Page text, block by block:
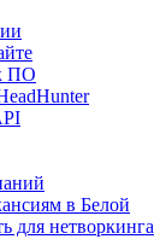
ПО
в Белой
для нетворкинга